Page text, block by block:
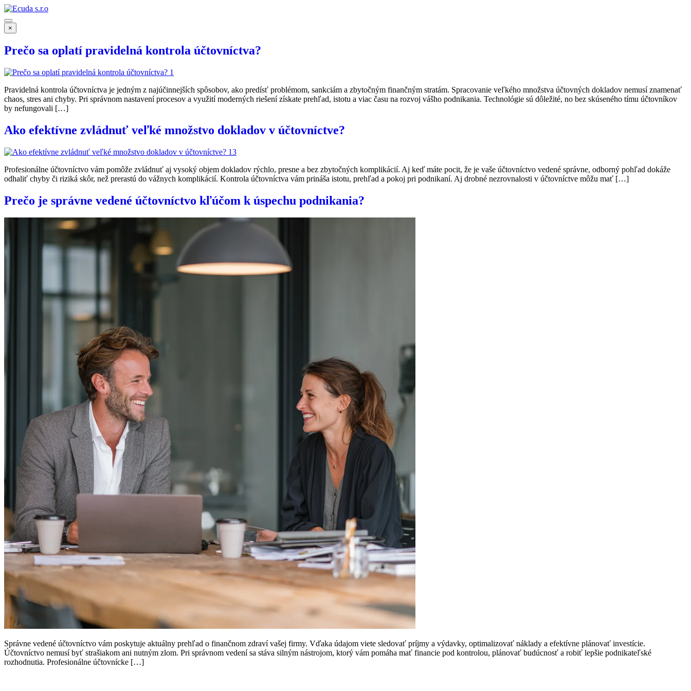
×
Prečo sa oplatí pravidelná kontrola účtovníctva?
Pravidelná kontrola účtovníctva je jedným z najúčinnejších spôsobov, ako predísť problémom, sankciám a zbytočným finančným stratám. Spracovanie veľkého množstva účtovných dokladov nemusí znamenať
chaos, stres ani chyby. Pri správnom nastavení procesov a využití moderných riešení získate prehľad, istotu a viac času na rozvoj vášho podnikania. Technológie sú dôležité, no bez skúseného tímu účtovníkov
by nefungovali […]
Ako efektívne zvládnuť veľké množstvo dokladov v účtovníctve?
Profesionálne účtovníctvo vám pomôže zvládnuť aj vysoký objem dokladov rýchlo, presne a bez zbytočných komplikácií. Aj keď máte pocit, že je vaše účtovníctvo vedené správne, odborný pohľad dokáže
odhaliť chyby či riziká skôr, než prerastú do vážnych komplikácií. Kontrola účtovníctva vám prináša istotu, prehľad a pokoj pri podnikaní. Aj drobné nezrovnalosti v účtovníctve môžu mať […]
Prečo je správne vedené účtovníctvo kľúčom k úspechu podnikania?
Správne vedené účtovníctvo vám poskytuje aktuálny prehľad o finančnom zdraví vašej firmy. Vďaka údajom viete sledovať príjmy a výdavky, optimalizovať náklady a efektívne plánovať investície.
Účtovníctvo nemusí byť strašiakom ani nutným zlom. Pri správnom vedení sa stáva silným nástrojom, ktorý vám pomáha mať financie pod kontrolou, plánovať budúcnosť a robiť lepšie podnikateľské
rozhodnutia. Profesionálne účtovnícke […]